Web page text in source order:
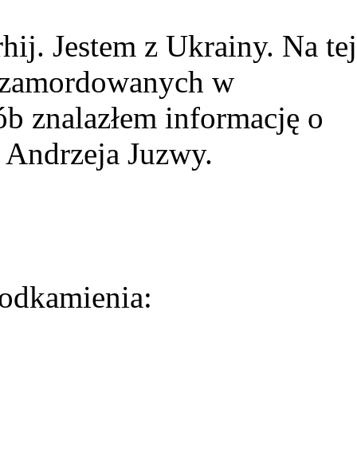
Jestem z Ukrainy. Na tej
w
znalazłem informację o
Juzwy.